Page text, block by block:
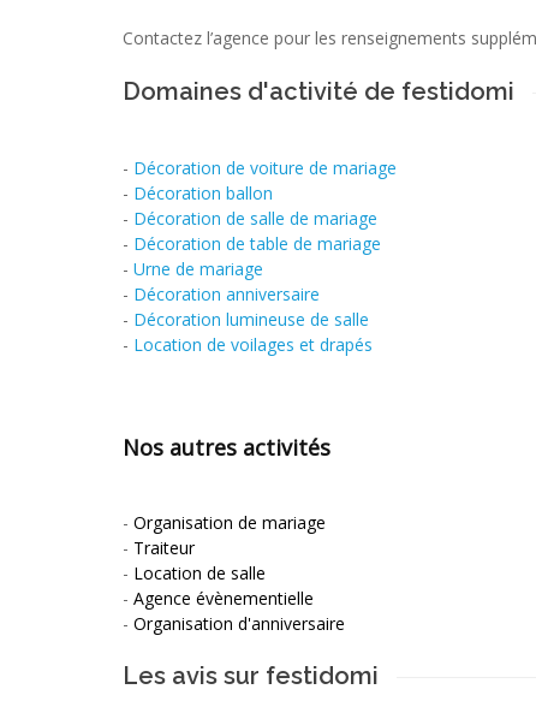
Contactez l’agence pour les renseignements
Domaines d'activité de festidomi
- Décoration de voiture de mariage
- Décoration ballon
- Décoration de salle de mariage
- Décoration de table de mariage
- Urne de mariage
- Décoration anniversaire
- Décoration lumineuse de salle
- Location de voilages et drapés
Nos autres activités
- Organisation de mariage
- Traiteur
- Location de salle
- Agence évènementielle
- Organisation d'anniversaire
Les avis sur festidomi